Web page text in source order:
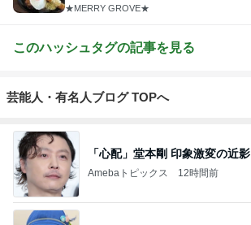
★MERRY GROVE★
このハッシュタグの記事を見る
芸能人・有名人ブログ TOPへ
「心配」堂本剛 印象激変の近影
Amebaトピックス 12時間前